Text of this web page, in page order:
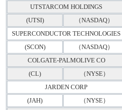
UTSTARCOM HOLDINGS
(UTSI)
（NASDAQ）
SUPERCONDUCTOR TECHNOLOGIES
(SCON)
（NASDAQ）
COLGATE-PALMOLIVE CO
(CL)
（NYSE）
JARDEN CORP
(JAH)
（NYSE）